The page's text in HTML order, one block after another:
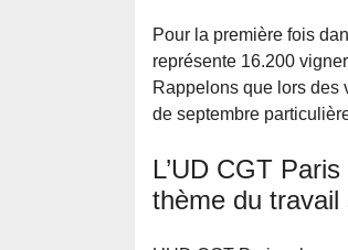
Pour la première fois
représente 16.200
Rappelons que lors des
de septembre
L’UD CGT
thème du